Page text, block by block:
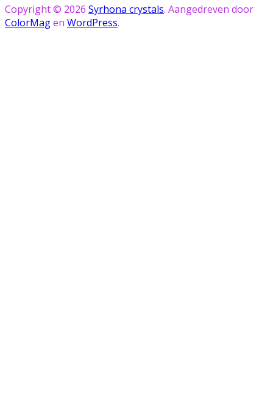
Copyright © 2026 Syrhona crystals. Aangedreven door
ColorMagen WordPress.